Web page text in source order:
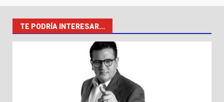
TE PODRÍA INTERESAR...